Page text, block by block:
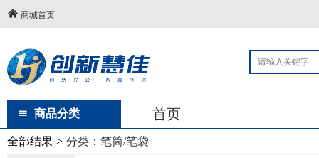
商城首页
商品分类 首页
全部结果 > 分类： 笔筒/笔袋